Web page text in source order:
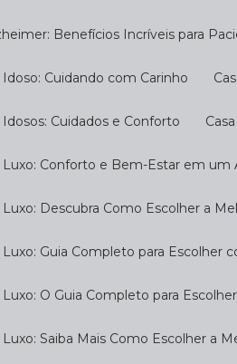
Benefícios Incríveis para
Idoso: Cuidando com Carinho
Idosos: Cuidados e Conforto
Luxo: Conforto e Bem-Estar em
Luxo: Descubra Como Escolher a
Luxo: Guia Completo para Escolher
Luxo: O Guia Completo para
Luxo: Saiba Mais Como Escolher a